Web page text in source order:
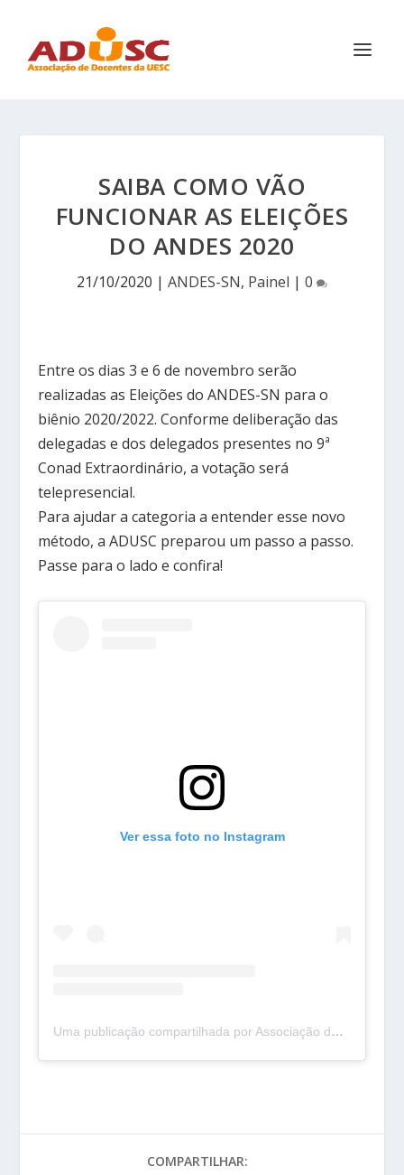
SAIBA COMO VÃO
FUNCIONAR AS ELEIÇÕES
DO ANDES 2020
21/10/2020 | ANDES-SN, Painel | 0
Entre os dias 3 e 6 de novembro serão
realizadas as Eleições do ANDES-SN para o
biênio 2020/2022. Conforme deliberação das
delegadas e dos delegados presentes no 9ª
Conad Extraordinário, a votação será
telepresencial.
Para ajudar a categoria a entender esse novo
método, a ADUSC preparou um passo a passo.
Passe para o lado e confira!
Ver essa foto no Instagram
Uma publicação compartilhada por Associação de Docentes da UESC (@aduscbahia)
COMPARTILHAR: